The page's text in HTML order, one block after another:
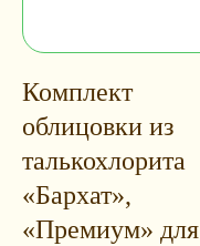
Комплект
облицовки из
талькохлорита
«Бархат»,
«Премиум» для